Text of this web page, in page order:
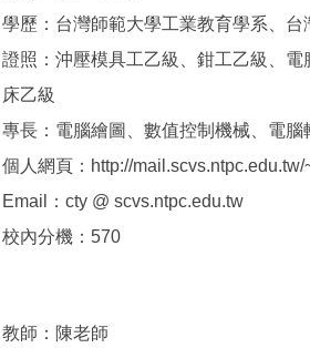
學歷：台灣師範大學工業教育學系、
證照：沖壓模具工乙級、鉗工乙級、
床乙級
專長：電腦繪圖、數值控制機械、電
個人網頁：http://mail.scvs.ntpc.edu.tw/
Email：cty @ scvs.ntpc.edu.tw
校內分機：570
教師：陳老師